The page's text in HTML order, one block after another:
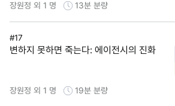
장원정 외 1 명 13분 분량
#17
변하지 못하면 죽는다: 에이전시의 진화
장원정 외 1 명 19분 분량